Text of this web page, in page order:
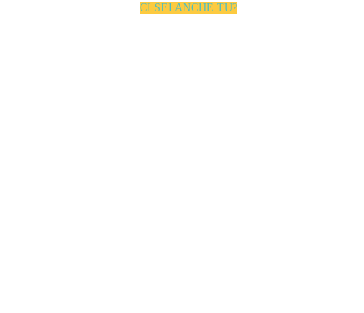
CI SEI ANCHE TU?